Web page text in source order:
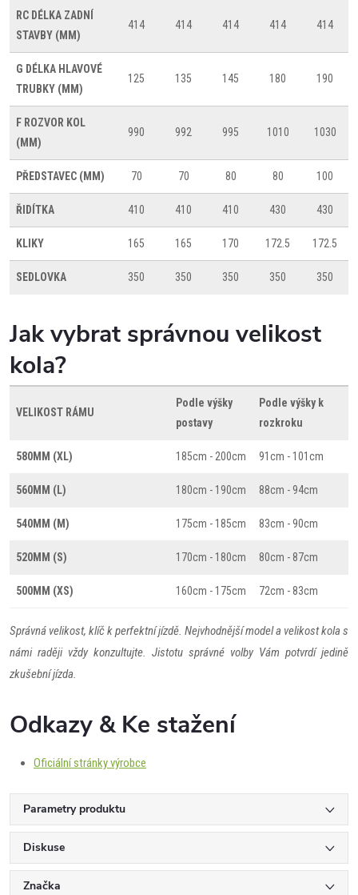
RC DÉLKA ZADNÍ
STAVBY (MM)
414 414 414 414 414
G DÉLKA HLAVOVÉ
TRUBKY (MM)
125 135 145 180 190
F ROZVOR KOL
(MM)
990 992 995 1010 1030
PŘEDSTAVEC (MM) 70 70 80 80 100
ŘIDÍTKA 410 410 410 430 430
KLIKY 165 165 170 172.5 172.5
SEDLOVKA 350 350 350 350 350
Jak vybrat správnou velikost
kola?
VELIKOST RÁMU
Podle výšky
postavy
Podle výšky k
rozkroku
580MM (XL) 185cm - 200cm 91cm - 101cm
560MM (L) 180cm - 190cm 88cm - 94cm
540MM (M) 175cm - 185cm 83cm - 90cm
520MM (S) 170cm - 180cm 80cm - 87cm
500MM (XS) 160cm - 175cm 72cm - 83cm
Správná velikost, klíč k perfektní jízdě. Nejvhodnější model a velikost kola s
námi raději vždy konzultujte. Jistotu správné volby Vám potvrdí jedině
zkušební jízda.
Odkazy & Ke stažení
Oficiální stránky výrobce
Parametry produktu
Diskuse
Značka